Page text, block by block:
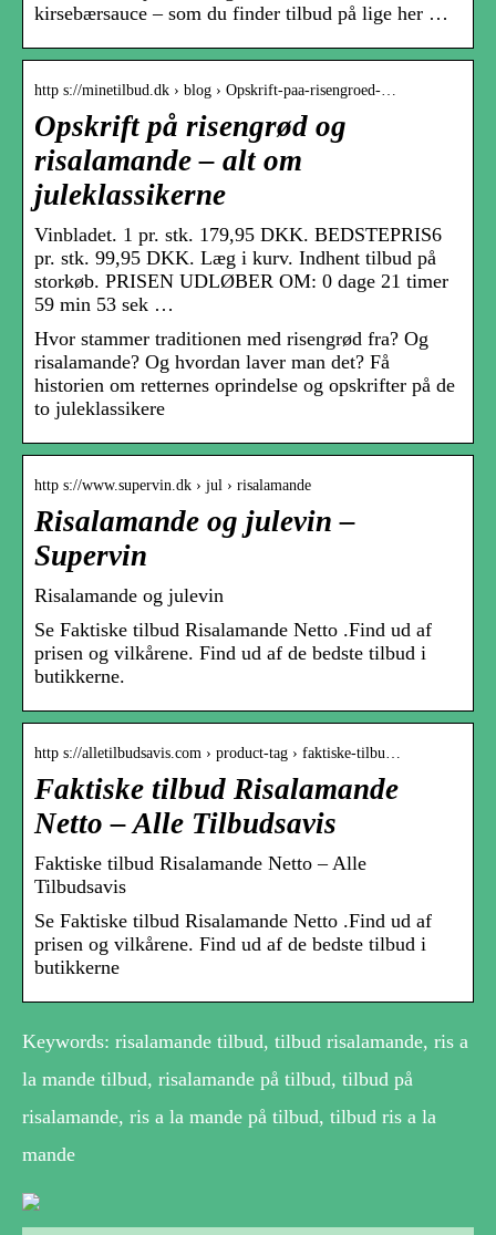
kirsebærsauce – som du finder tilbud på lige her …
http s://minetilbud.dk › blog › Opskrift-paa-risengroed-…
Opskrift på risengrød og
risalamande – alt om
juleklassikerne
Vinbladet. 1 pr. stk. 179,95 DKK. BEDSTEPRIS6
pr. stk. 99,95 DKK. Læg i kurv. Indhent tilbud på
storkøb. PRISEN UDLØBER OM: 0 dage 21 timer
59 min 53 sek …
Hvor stammer traditionen med risengrød fra? Og
risalamande? Og hvordan laver man det? Få
historien om retternes oprindelse og opskrifter på de
to juleklassikere
http s://www.supervin.dk › jul › risalamande
Risalamande og julevin –
Supervin
Risalamande og julevin
Se Faktiske tilbud Risalamande Netto .Find ud af
prisen og vilkårene. Find ud af de bedste tilbud i
butikkerne.
http s://alletilbudsavis.com › product-tag › faktiske-tilbu…
Faktiske tilbud Risalamande
Netto – Alle Tilbudsavis
Faktiske tilbud Risalamande Netto – Alle
Tilbudsavis
Se Faktiske tilbud Risalamande Netto .Find ud af
prisen og vilkårene. Find ud af de bedste tilbud i
butikkerne
Keywords: risalamande tilbud, tilbud risalamande, ris a
la mande tilbud, risalamande på tilbud, tilbud på
risalamande, ris a la mande på tilbud, tilbud ris a la
mande